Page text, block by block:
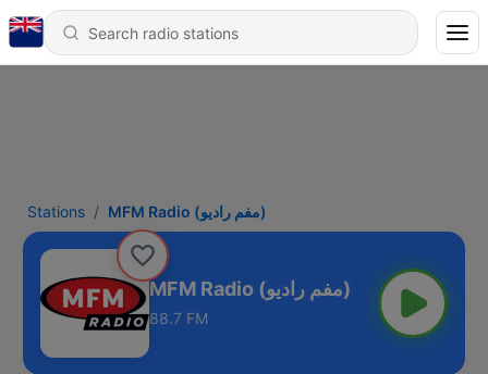
Stations MFM Radio (مفم راديو)
MFM Radio (مفم راديو)
88.7 FM